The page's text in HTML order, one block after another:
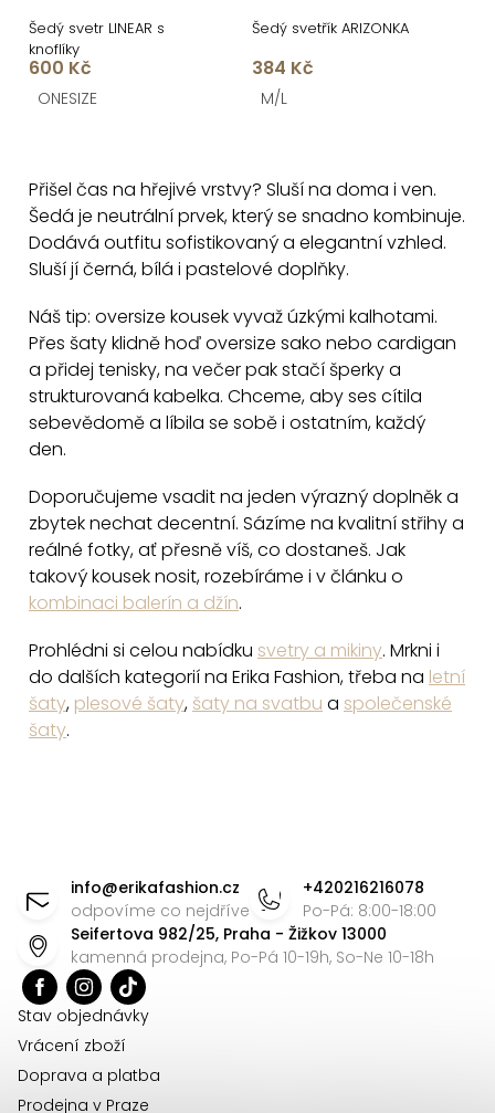
Šedý svetr LINEAR s
knoflíky
600 Kč
ONESIZE
Šedý svetřík ARIZONKA
384 Kč
M/L
l
á
d
c
í
p
r
v
y
v
ý
p
u
Přišel čas na hřejivé vrstvy? Sluší na doma i ven.
Šedá je neutrální prvek, který se snadno kombinuje.
Dodává outfitu sofistikovaný a elegantní vzhled.
Sluší jí černá, bílá i pastelové doplňky.
Náš tip: oversize kousek vyvaž úzkými kalhotami.
Přes šaty klidně hoď oversize sako nebo cardigan
a přidej tenisky, na večer pak stačí šperky a
strukturovaná kabelka. Chceme, aby ses cítila
sebevědomě a líbila se sobě i ostatním, každý
den.
Doporučujeme vsadit na jeden výrazný doplněk a
zbytek nechat decentní. Sázíme na kvalitní střihy a
reálné fotky, ať přesně víš, co dostaneš. Jak
takový kousek nosit, rozebíráme i v článku o
kombinaci balerín a džín.
Prohlédni si celou nabídku svetry a mikiny. Mrkni i
do dalších kategorií na Erika Fashion, třeba na letní
šaty, plesové šaty, šaty na svatbu a společenské
šaty.
info@erikafashion.cz
odpovíme co nejdříve
+420216216078
Po-Pá: 8:00-18:00
Seifertova 982/25, Praha - Žižkov 13000
kamenná prodejna, Po-Pá 10-19h, So-Ne 10-18h
Stav objednávky
Vrácení zboží
Doprava a platba
Prodejna v Praze